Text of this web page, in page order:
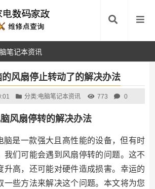
笔记本资讯
风扇停止转动了的解决办法
分类:电脑笔记本资讯 773 0
风扇停转的解决办法
脑是一款强大且高性能的设备，但有时
我们可能会遇到风扇停转的问题。这不
升高，还可能对硬件造成损害。幸运的
一些方法来解决这个问题。本文将为您